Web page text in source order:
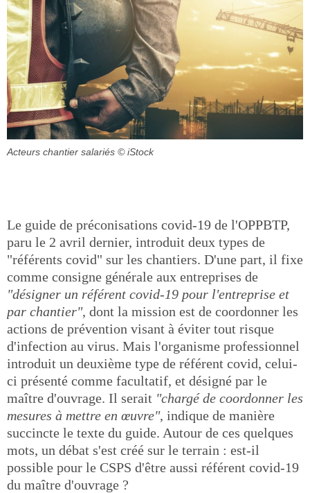
Acteurs chantier salariés © iStock
Le guide de préconisations covid-19 de l'OPPBTP,
paru le 2 avril dernier, introduit deux types de
"référents covid" sur les chantiers. D'une part, il fixe
comme consigne générale aux entreprises de
"désigner un référent covid-19 pour l'entreprise et
par chantier", dont la mission est de coordonner les
actions de prévention visant à éviter tout risque
d'infection au virus. Mais l'organisme professionnel
introduit un deuxième type de référent covid, celui-
ci présenté comme facultatif, et désigné par le
maître d'ouvrage. Il serait "chargé de coordonner les
mesures à mettre en œuvre", indique de manière
succincte le texte du guide. Autour de ces quelques
mots, un débat s'est créé sur le terrain : est-il
possible pour le CSPS d'être aussi référent covid-19
du maître d'ouvrage ?